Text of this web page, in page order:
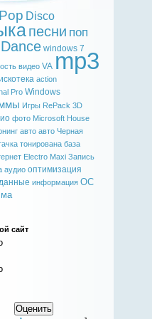
Pop Disco
песни поп
Dance windows 7
видео VA mp3
action
Pro Windows
Игры RePack 3D
фото Microsoft House
авто авто Черная
тонирована база
Electro Maxi Запись
аудио оптимизация
информация ОС
сайт